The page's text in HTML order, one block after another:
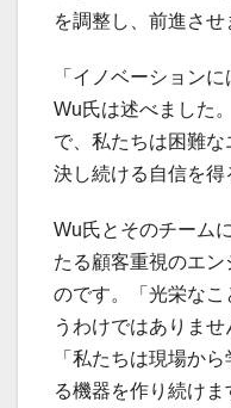
を調整し、前進させ
「イノベーション
Wu氏は述べました
で、私たちは困難
決し続ける自信を得
Wu氏とそのチーム
たる顧客重視のエ
のです。「光栄な
うわけではありませ
「私たちは現場か
る機器を作り続けま